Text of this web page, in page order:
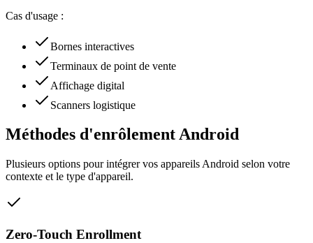
Cas d'usage :
Bornes interactives
Terminaux de point de vente
Affichage digital
Scanners logistique
Méthodes d'enrôlement Android
Plusieurs options pour intégrer vos appareils Android selon votre
contexte et le type d'appareil.
Zero-Touch Enrollment